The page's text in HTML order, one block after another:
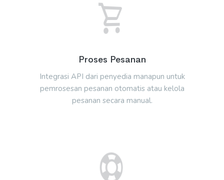
Proses Pesanan
Integrasi API dari penyedia manapun untuk
pemrosesan pesanan otomatis atau kelola
pesanan secara manual.